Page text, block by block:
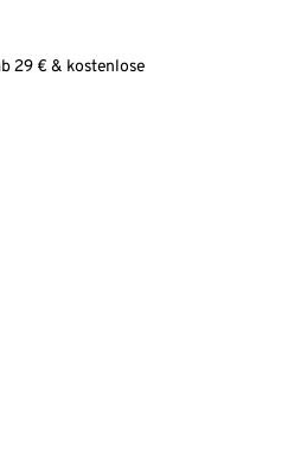
29 € & kostenlose